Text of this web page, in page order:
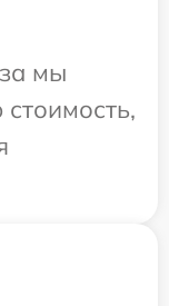
мы